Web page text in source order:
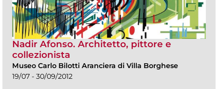
Nadir Afonso. Architetto, pittore e
collezionista
Museo Carlo Bilotti Aranciera di Villa Borghese
19/07 - 30/09/2012